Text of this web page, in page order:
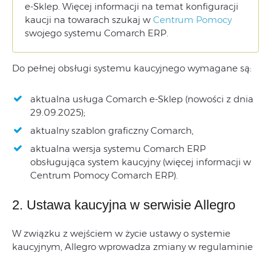
e-Sklep. Więcej informacji na temat konfiguracji
kaucji na towarach szukaj w Centrum Pomocy
swojego systemu Comarch ERP.
Do pełnej obsługi systemu kaucyjnego wymagane są:
aktualna usługa Comarch e-Sklep (nowości z dnia
29.09.2025);
aktualny szablon graficzny Comarch,
aktualna wersja systemu Comarch ERP
obsługująca system kaucyjny (więcej informacji w
Centrum Pomocy Comarch ERP).
2. Ustawa kaucyjna w serwisie Allegro
W związku z wejściem w życie ustawy o systemie
kaucyjnym, Allegro wprowadza zmiany w regulaminie